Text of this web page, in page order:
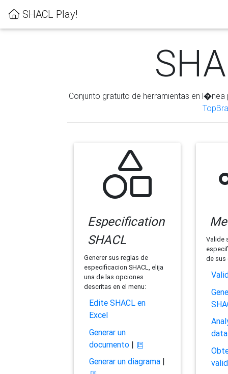
SHACL Play!
Conjunto gratuito de herramientas en
Especification
SHACL
Generer sus reglas de
especificacion SHACL, elija
una de las opciones
descritas en el menu:
Edite SHACL en
Excel
Generar un
documento|
Generar un diagrama|
Valide
de sus